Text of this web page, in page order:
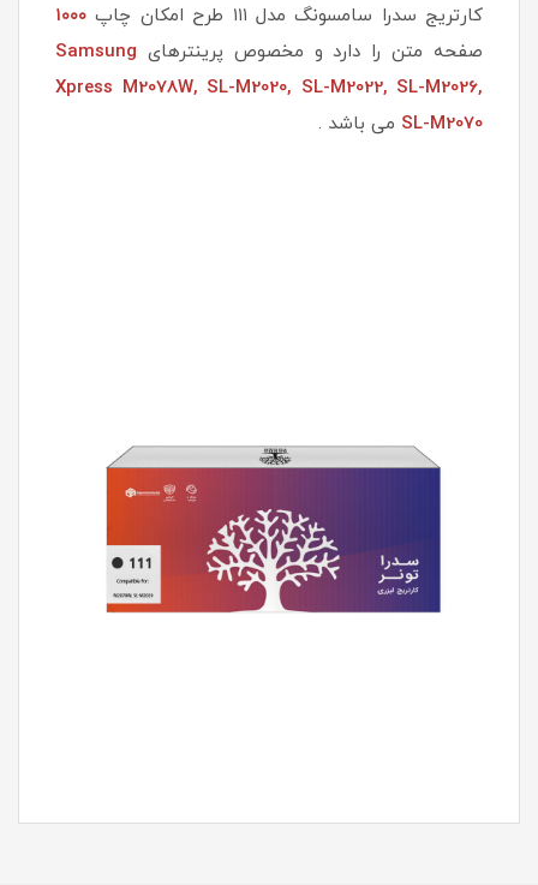
کارتریج سدرا سامسونگ مدل ۱۱۱ طرح امکان چاپ
۱۰۰۰
صفحه متن را دارد و مخصوص پرینترهای Samsung
Xpress M2078W, SL-M2020, SL-M2022, SL-M2026,
SL-M2070 می باشد .